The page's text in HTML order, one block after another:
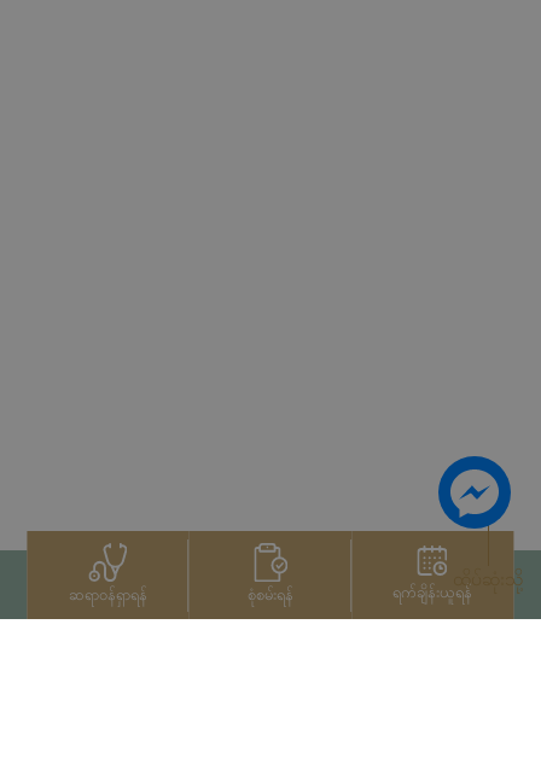
ဆရာဝန်ရှာရန် စုံစမ်းရန် ရက်ချိန်းယူရန်ထိပ်ဆုံးသို့